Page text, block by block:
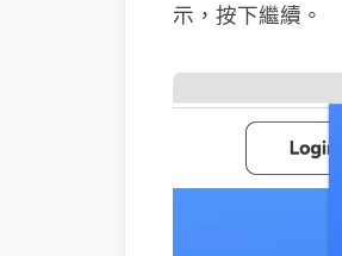
示，按下繼續。